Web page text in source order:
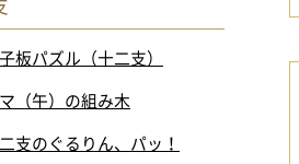
板パズル（十二支）
（午）の組み木
支のぐるりん、パッ！